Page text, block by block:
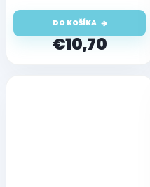
€10,70
DO KOŠÍKA